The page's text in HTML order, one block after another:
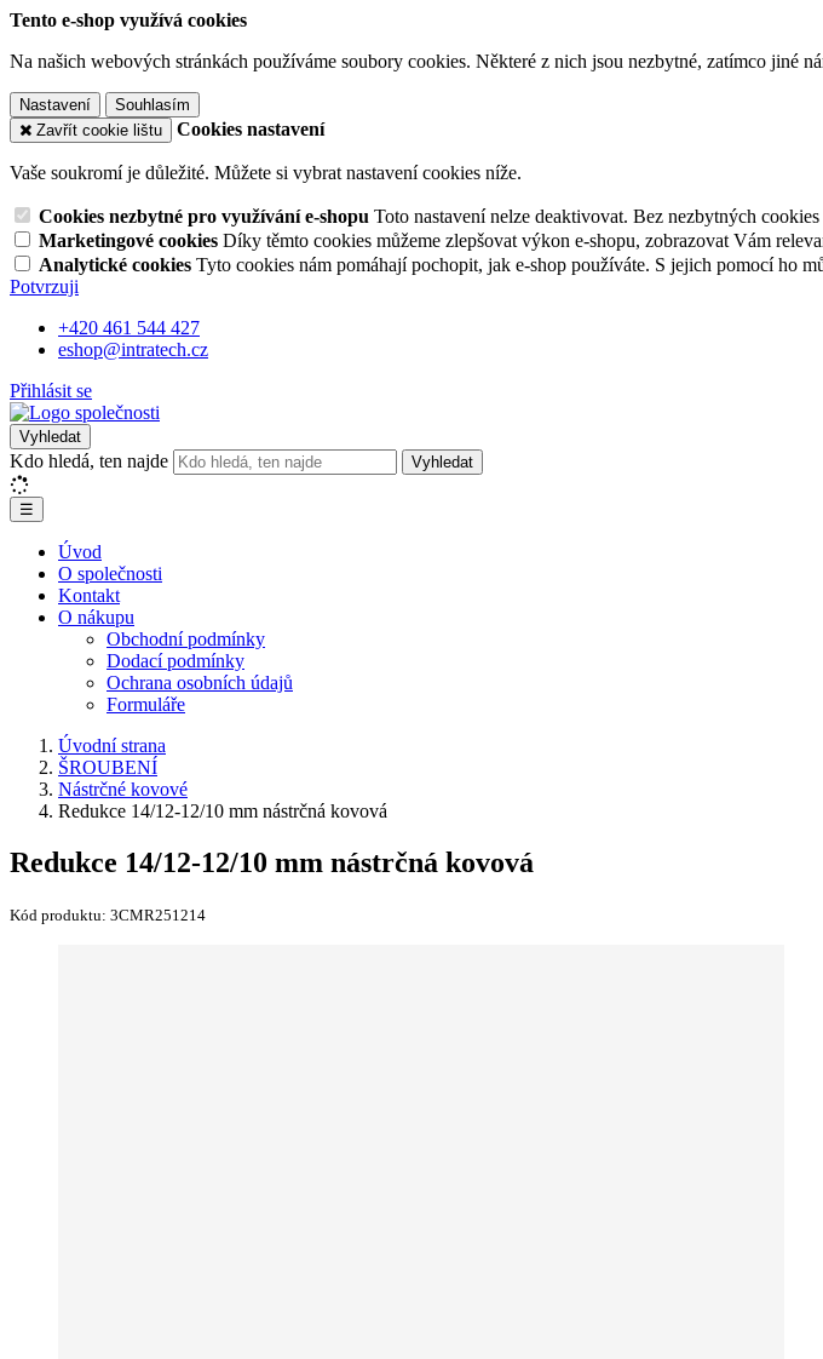
Tento e-shop využívá cookies
Na našich webových stránkách používáme soubory cookies. Některé z nich jsou nezbytné, zatímco jiné
Nastavení
Souhlasím
Zavřít cookie lištu
Cookies nastavení
Vaše soukromí je důležité. Můžete si vybrat nastavení cookies níže.
Cookies nezbytné pro využívání e-shopu Toto nastavení nelze deaktivovat. Bez nezbytných
Marketingové cookies Díky těmto cookies můžeme zlepšovat výkon e-shopu, zobrazovat Vám
Analytické cookies Tyto cookies nám pomáhají pochopit, jak e-shop používáte. S jejich pomocí ho
Potvrzuji
+420 461 544 427
eshop@intratech.cz
Přihlásit se
Vyhledat
Kdo hledá, ten najde Vyhledat
☰
Úvod
O společnosti
Kontakt
O nákupu
Obchodní podmínky
Dodací podmínky
Ochrana osobních údajů
Formuláře
Úvodní strana
ŠROUBENÍ
Nástrčné kovové
Redukce 14/12-12/10 mm nástrčná kovová
Redukce 14/12-12/10 mm nástrčná kovová
Kód produktu: 3CMR251214